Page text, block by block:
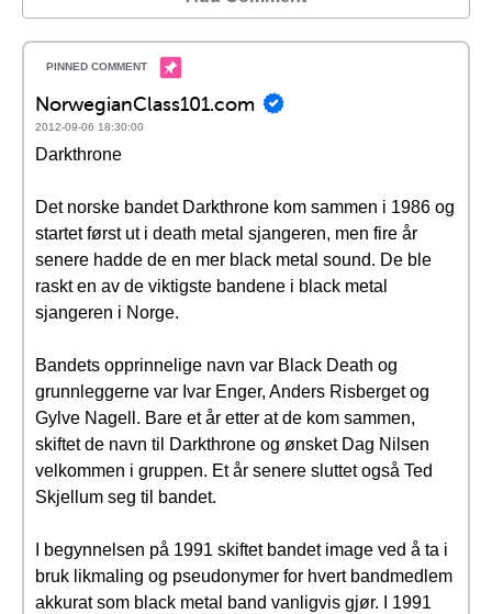
NorwegianClass101.com
2012-09-06 18:30:00
Darkthrone
Det norske bandet Darkthrone kom sammen i 1986 og
startet først ut i death metal sjangeren, men fire år
senere hadde de en mer black metal sound. De ble
raskt en av de viktigste bandene i black metal
sjangeren i Norge.
Bandets opprinnelige navn var Black Death og
grunnleggerne var Ivar Enger, Anders Risberget og
Gylve Nagell. Bare et år etter at de kom sammen,
skiftet de navn til Darkthrone og ønsket Dag Nilsen
velkommen i gruppen. Et år senere sluttet også Ted
Skjellum seg til bandet.
I begynnelsen på 1991 skiftet bandet image ved å ta i
bruk likmaling og pseudonymer for hvert bandmedlem
akkurat som black metal band vanligvis gjør. I 1991